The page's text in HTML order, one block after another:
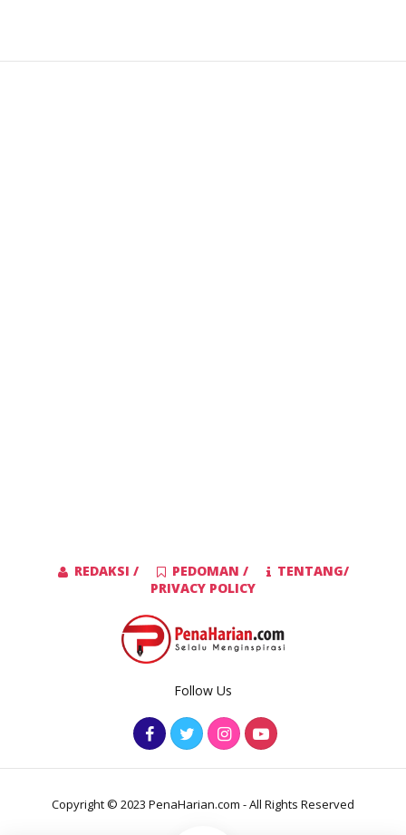
REDAKSI / PEDOMAN /
TENTANG/
PRIVACY POLICY
Follow Us
Copyright © 2023 PenaHarian.com - All Rights Reserved